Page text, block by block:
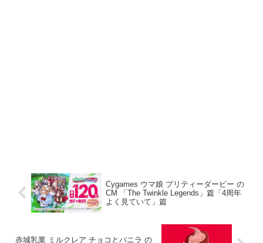
Cygames ウマ娘 プリティーダービー の
CM 「The Twinkle Legends」篇「4周年
よく見ていて」篇
赤城乳業 ミルクレア チョコとバニラ の